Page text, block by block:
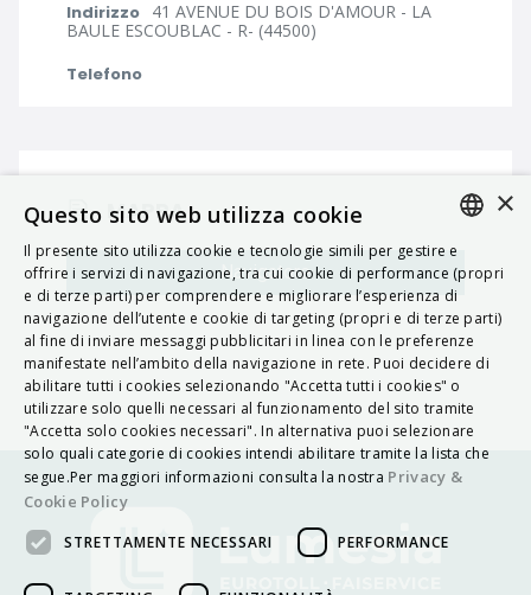
Indirizzo 41 AVENUE DU BOIS D'AMOUR - LA
BAULE ESCOUBLAC - R- (44500)
Telefono
MAPPA
Navigatore ITALIAN
ENGLISH
FRENCH
HUNGARIAN
DEUTSCH
POLSKI
PORTUGUÊS
×
Questo sito web utilizza cookie
Il presente sito utilizza cookie e tecnologie simili per gestire e
offrire i servizi di navigazione, tra cui cookie di performance (propri
e di terze parti) per comprendere e migliorare l’esperienza di
navigazione dell’utente e cookie di targeting (propri e di terze parti)
al fine di inviare messaggi pubblicitari in linea con le preferenze
manifestate nell’ambito della navigazione in rete. Puoi decidere di
abilitare tutti i cookies selezionando "Accetta tutti i cookies" o
utilizzare solo quelli necessari al funzionamento del sito tramite
"Accetta solo cookies necessari". In alternativa puoi selezionare
solo quali categorie di cookies intendi abilitare tramite la lista che
segue.Per maggiori informazioni consulta la nostra Privacy &
Cookie Policy
STRETTAMENTE NECESSARI PERFORMANCE